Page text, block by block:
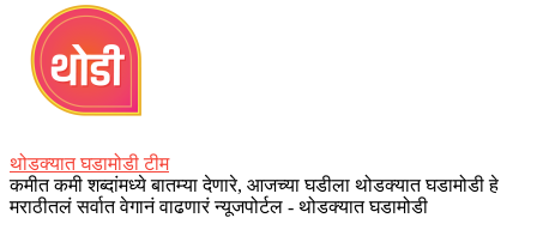
थोडक्यात घडामोडी टीम
कमीत कमी शब्दांमध्ये बातम्या देणारे, आजच्या घडीला थोडक्यात घडामोडी हे
मराठीतलं सर्वात वेगानं वाढणारं न्यूजपोर्टल - थोडक्यात घडामोडी